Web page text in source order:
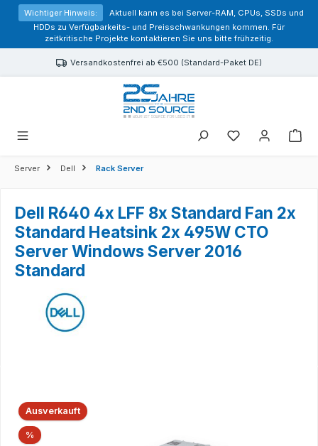
springen
Wichtiger Hinweis:
Aktuell kann es bei Server-RAM, CPUs, SSDs und
HDDs zu Verfügbarkeits- und Preisschwankungen kommen. Für
zeitkritische Projekte kontaktieren Sie uns bitte frühzeitig.
Versandkostenfrei ab €500 (Standard-Paket DE)
Sie haben 0
Server Dell Rack Server
Dell R640 4x LFF 8x Standard Fan 2x
Standard Heatsink 2x 495W CTO
Server Windows Server 2016
Standard
Bildergalerie überspringen
Ausverkauft
% Rabatt